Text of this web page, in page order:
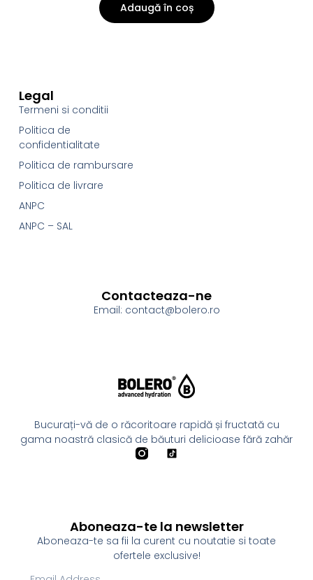
Adaugă în coș
Bucurați-vă de o răcoritoare rapidă și fructată cu
gama noastră clasică de băuturi delicioase fără zahăr
Legal
Termeni si conditii
Politica de
confidentialitate
Politica de rambursare
Politica de livrare
ANPC
ANPC – SAL
Contacteaza-ne
Email: contact@bolero.ro
Aboneaza-te la newsletter
Aboneaza-te sa fii la curent cu noutatie si toate
ofertele exclusive!